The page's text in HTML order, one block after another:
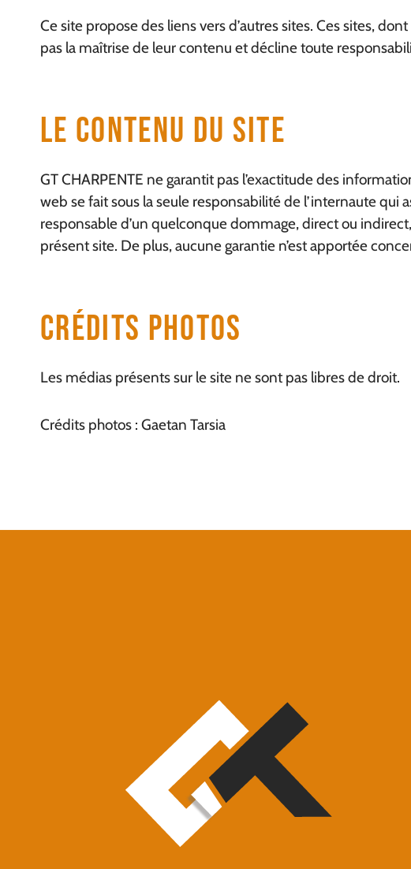
Ce site propose des liens vers d’autres sites. Ces sites,
pas la maîtrise de leur contenu et décline toute
Le Contenu Du Site
GT CHARPENTE ne garantit pas l’exactitude des
web se fait sous la seule responsabilité de l’internaute qui
responsable d’un quelconque dommage, direct ou
présent site. De plus, aucune garantie n’est apportée
Crédits Photos
Les médias présents sur le site ne sont pas libres de droit.
Crédits photos : Gaetan Tarsia